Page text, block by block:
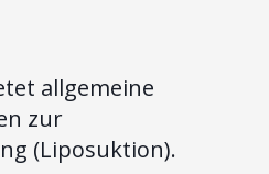
allgemeine
zur
(Liposuktion).